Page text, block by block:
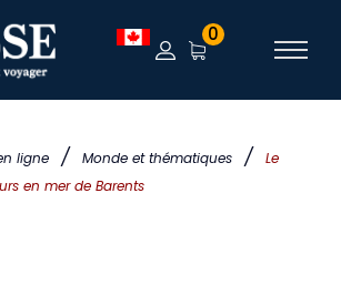
ligne / Monde et thématiques /
Le
en mer de Barents
0